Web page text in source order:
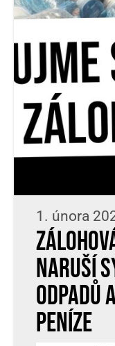
1. února
naruší
odpadů
peníze